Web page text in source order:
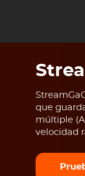
que
múltiple
velocidad